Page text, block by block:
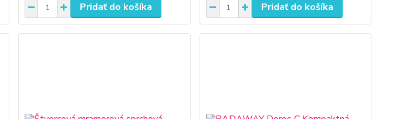
Pridať do košíka Pridať do košíka